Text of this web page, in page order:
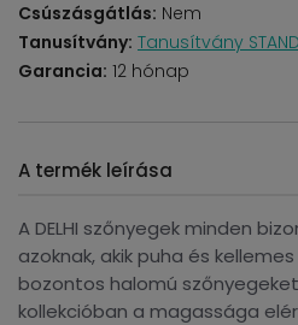
Csúszásgátlás: Nem
Tanusítvány: Tanusítvány
Garancia: 12 hónap
A termék leírása
A DELHI szőnyegek minden
azoknak, akik puha és
bozontos halomú
kollekcióban a magassága